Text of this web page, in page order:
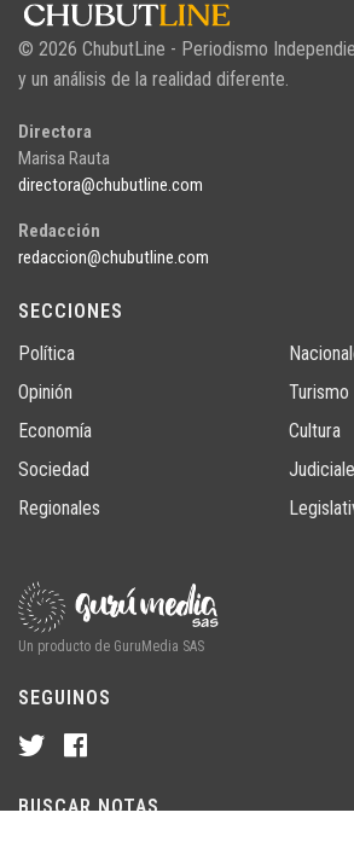
© 2026 ChubutLine - Periodismo
y un análisis de la realidad diferente.
Directora
Marisa Rauta
directora@chubutline.com
Redacción
redaccion@chubutline.com
SECCIONES
Política
Opinión
Economía
Sociedad
Regionales
Turismo
Cultura
Un producto de GuruMedia SAS
SEGUINOS
BUSCAR NOTAS